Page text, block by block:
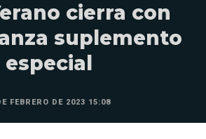
cierra con
suplemento
especial
FEBRERO DE 2023 15:08